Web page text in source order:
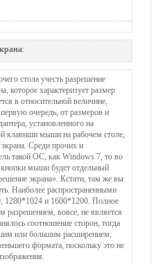
:
стола учесть разрешение
которое характеризует размер
в относительной величине,
очередь, от размеров и
установленного на
клавиши мыши на рабочем столе,
Среди прочих и
такой ОС, как Windows 7, то во
мыши будет отдельный
экрана». Кстати, там же вы
Наиболее распространенными
1280*1024 и 1600*1200. Полное
разрешением, вовсе, не является
соотношение сторон, тогда
или большим расширением,
формата, поскольку это не